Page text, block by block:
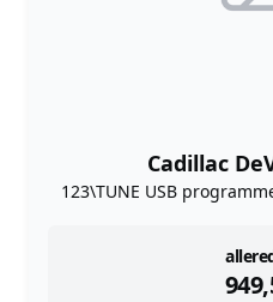
Cadillac
123\TUNE USB